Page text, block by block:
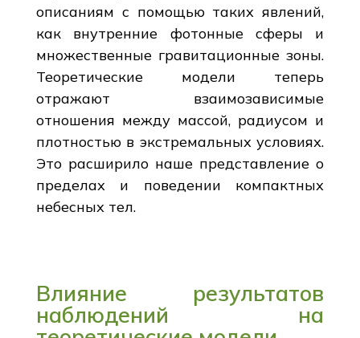
описаниям с помощью таких явлений,
как внутренние фотонные сферы и
множественные гравитационные зоны.
Теоретические модели теперь
отражают взаимозависимые
отношения между массой, радиусом и
плотностью в экстремальных условиях.
Это расширило наше представление о
пределах и поведении компактных
небесных тел.
Влияние результатов
наблюдений на